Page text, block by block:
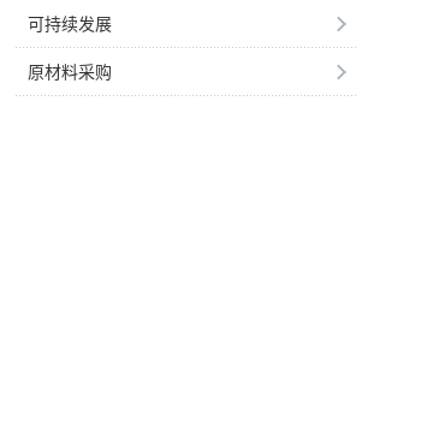
可持续发展
原材料采购